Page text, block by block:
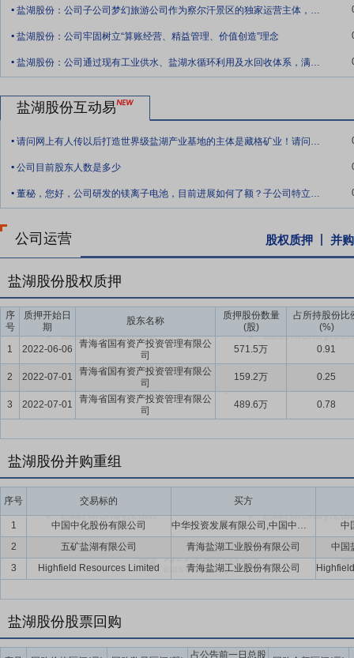
年 12 月，国务院印发《固体废物综合治理行动计划》，整体环保治
要点7：国内碳酸锂市场
中国锂资源以盐湖为主，通过进口成为最大
占我国锂资源总量的 82%、11% 和 7%。盐湖卤水资源主要分布在
年，全球锂价整体呈现先抑后扬、年末震荡回升的走势，全年行情受
源，在成本端构筑起强劲优势，目前已建成集吸附提锂、膜分离浓缩
托盐湖资源综合利用开发优势，公司持续将提锂成本控制在行业低位
要点8：资源潜能巨大
盐湖资源是国家重要战略资源，承载着保障
不仅在国内首屈一指，更在全球盐湖中占据重要地位。其氯化钾、氯
料战略型新兴产业提供了广阔的发展空间。公司控股子公司五矿盐湖
成柴达木盆地重要的锂矿盐湖群，是我国一个富含锂资源的大型综合
地区的长期深耕，已掌握并优化了一系列技术工艺，包括反浮选-冷结
冷结晶-正浮选氯化钾生产技术以及冷分解-正浮选氯化钾生产技术，
原材料不同特性，生产不同品位的氯化钾，满足市场多样化需求。在
缩技术耦合为一体的工业化示范装置，成功突破了从超高镁锂比低锂
进步一等奖，被认定为国际领先科技成果；公司控股子公司五矿盐湖
水平达到国际领先；“盐湖原卤高效提锂技术研究”等2项达到国内领先
要点10：研发体系完善
公司在适应新一轮科技革命和产业变革中，
取，同时积极探索盐湖跨界融合与智能化生产等新技术。“卡脖子”关
供强大动能。
要点11：低成本竞争优势
公司坐拥察尔汗盐湖核心资源，先天禀赋
值。同时，公司在原卤提锂层面加大研发投入，依托自主研发的梯级
种“资源-技术-循环”模式下，公司钾肥及锂盐生产单位成本低于行业平
高效提取、盐湖跨界融合，智能化生产等新技术。公司依托中国最大
钾、锂、镁、钠、氯碱、硼等全品类伴生资源，构建全球领先的盐湖
独特开发模式，深度挖掘水氯镁石、电解镁副产物、提锂尾渣等大宗
盐湖股份：公司子公司梦幻旅游公司作为察尔汗景区的独家运营主体，深耕当地旅游资源开发与运营管理
. 盐湖股份：公司牢固树立“算账经营、精益管理、价值创造”理念
. 盐湖股份：公司通过现有工业供水、盐湖水循环利用及水回收体系，满足日常生产所需
盐湖股份互动易
. 请问网上有人传以后打造世界级盐湖产业基地的主体是藏格矿业！请问是否属实？假如属实
. 公司目前股东人数是多少
. 董秘，您好，公司研发的镁离子电池，目前进展如何了额？子公司特立镁目前什么状态？？
公司运营 股权质押 并
盐湖股份股权质押
序
号
质押开始日
期
股东名称
质押股份数量
(股)
占所持股份比
(%)
1
2022-06-06
青海省国有资产投资管理有限公
司
571.5万 0.91
2 2022-07-01
青海省国有资产投资管理有限公
司
159.2万 0.25
3 2022-07-01
青海省国有资产投资管理有限公
司
489.6万 0.78
盐湖股份并购重组
序号 交易标的 买方
1 中国中化股份有限公司 中华投资发展有限公司,中国中化集团有限公司
中
2
五矿盐湖有限公司 青海盐湖工业股份有限公司
中国
3
Highfield Resources Limited 青海盐湖工业股份有限公司
盐湖股份股票回购
占公告前一日总股